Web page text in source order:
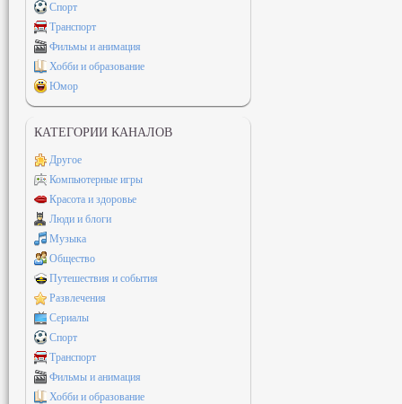
Спорт
Транспорт
Фильмы и анимация
Хобби и образование
Юмор
КАТЕГОРИИ КАНАЛОВ
Другое
Компьютерные игры
Красота и здоровье
Люди и блоги
Музыка
Общество
Путешествия и события
Развлечения
Сериалы
Спорт
Транспорт
Фильмы и анимация
Хобби и образование